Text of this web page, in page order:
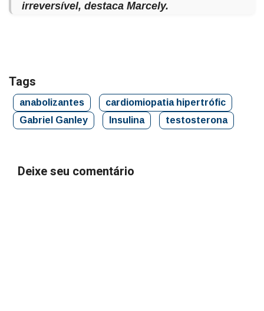
irreversível, destaca Marcely.
Tags
anabolizantes
cardiomiopatia hipertrófic
Gabriel Ganley
Insulina testosterona
Deixe seu comentário